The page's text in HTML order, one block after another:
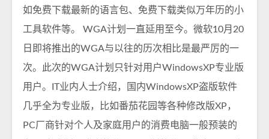
如免费下载最新的语言包、免费下载类似万年历的小
工具软件等。 WGA计划一直延用至今。微软10月20
日即将推出的WGA与以往的历次相比是最严厉的一
次。此次的WGA计划只针对用户WindowsXP专业版
用户。IT业内人士介绍，国内WindowsXP盗版软件
几乎全为专业版，比如番茄花园等各种修改版XP，
PC厂商针对个人及家庭用户的消费电脑一般预装的